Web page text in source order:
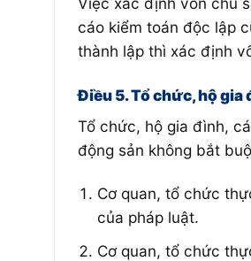
cáo kiểm toán độc lập
thành lập thì xác định
Điều 5. Tổ chức, hộ gia
Tổ chức, hộ gia đình,
động sản không bắt
Cơ quan, tổ chức
của pháp luật.
Cơ quan, tổ chức